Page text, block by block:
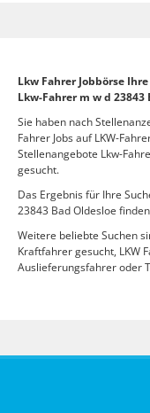
Lkw Fahrer Jobbörse
Lkw-Fahrer m w d 23843
Sie haben nach
Fahrer Jobs auf LKW-
Stellenangebote Lkw-
gesucht.
Das Ergebnis für Ihre
23843 Bad Oldesloe
Weitere beliebte Suchen
Kraftfahrer gesucht, LKW
Auslieferungsfahrer oder